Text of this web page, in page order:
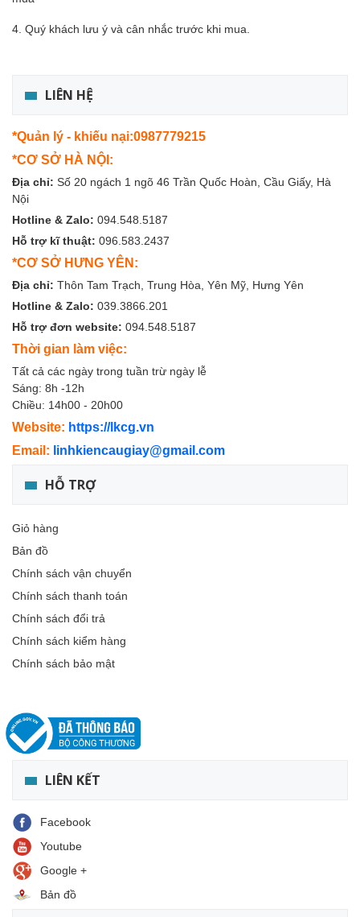
4. Quý khách lưu ý và cân nhắc trước khi mua.
LIÊN HỆ
*Quản lý - khiếu nại:0987779215
*CƠ SỞ HÀ NỘI:
Địa chỉ: Số 20 ngách 1 ngõ 46 Trần Quốc Hoàn, Cầu Giấy, Hà
Nội
Hotline & Zalo: 094.548.5187
Hỗ trợ kĩ thuật: 096.583.2437
*CƠ SỞ HƯNG YÊN:
Địa chỉ: Thôn Tam Trạch, Trung Hòa, Yên Mỹ, Hưng Yên
Hotline & Zalo: 039.3866.201
Hỗ trợ đơn website: 094.548.5187
Thời gian làm việc:
Tất cả các ngày trong tuần trừ ngày lễ
Sáng: 8h -12h
Chiều: 14h00 - 20h00
Website: https://lkcg.vn
Email: linhkiencaugiay@gmail.com
HỖ TRỢ
Giỏ hàng
Bản đồ
Chính sách vận chuyển
Chính sách thanh toán
Chính sách đổi trả
Chính sách kiểm hàng
Chính sách bảo mật
LIÊN KẾT
Facebook
Youtube
Google +
Bản đồ